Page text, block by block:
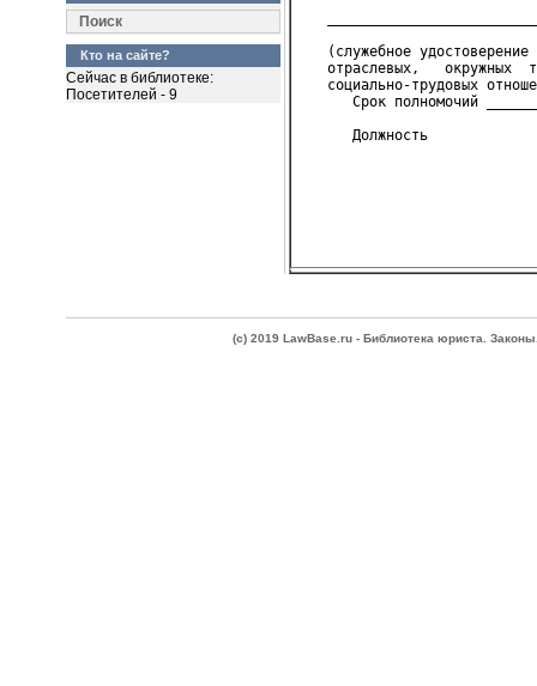
Поиск
Кто на сайте?
Сейчас в библиотеке:
Посетителей - 9
(служебное удостоверение
отраслевых,   окружных
социально-трудовых
Срок полномочий
(c) 2019 LawBase.ru - Библиотека юриста.